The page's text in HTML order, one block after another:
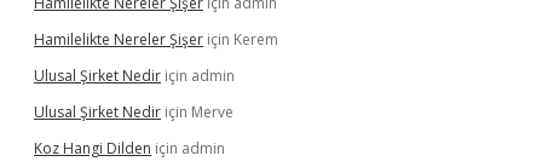
Hamilelikte Nereler Şişer için Kerem
Ulusal Şirket Nedir için admin
Ulusal Şirket Nedir için Merve
Koz Hangi Dilden için admin